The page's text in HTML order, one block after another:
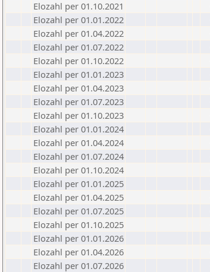
Elozahl per 01.10.2021
Elozahl per 01.01.2022
Elozahl per 01.04.2022
Elozahl per 01.07.2022
Elozahl per 01.10.2022
Elozahl per 01.01.2023
Elozahl per 01.04.2023
Elozahl per 01.07.2023
Elozahl per 01.10.2023
Elozahl per 01.01.2024
Elozahl per 01.04.2024
Elozahl per 01.07.2024
Elozahl per 01.10.2024
Elozahl per 01.01.2025
Elozahl per 01.04.2025
Elozahl per 01.07.2025
Elozahl per 01.10.2025
Elozahl per 01.01.2026
Elozahl per 01.04.2026
Elozahl per 01.07.2026